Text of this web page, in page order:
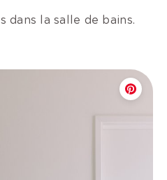
dans la salle de bains.